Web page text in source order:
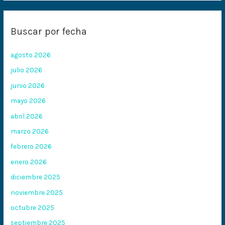
Buscar por fecha
agosto 2026
julio 2026
junio 2026
mayo 2026
abril 2026
marzo 2026
febrero 2026
enero 2026
diciembre 2025
noviembre 2025
octubre 2025
septiembre 2025